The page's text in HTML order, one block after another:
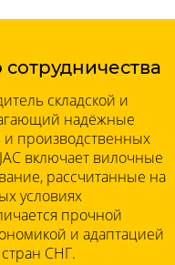
складской и
надёжные
и производственных
включает вилочные
рассчитанные на
условиях
прочной
и адаптацией
СНГ.